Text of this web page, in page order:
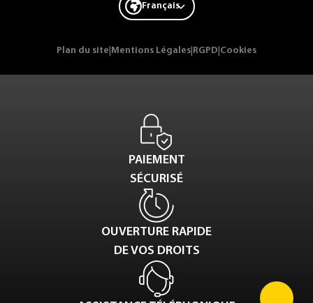
Français
Plan du site Mentions Légales RGPD Cookies
PAIEMENT
SÉCURISÉ
OUVERTURE RAPIDE
DE VOS DROITS